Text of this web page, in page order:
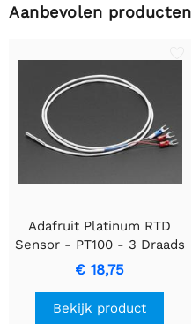
Aanbevolen producten
Adafruit Platinum RTD
Sensor - PT100 - 3 Draads
1 meter lang
€ 18,75
Bekijk product